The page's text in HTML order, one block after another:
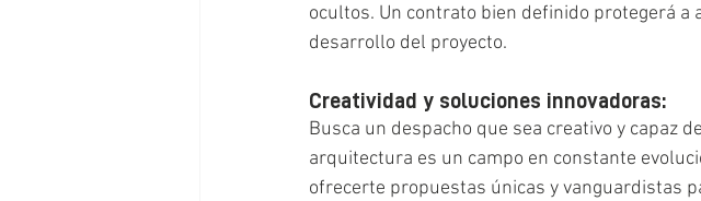
ocultos. Un contrato bien definido protegerá
desarrollo del proyecto.
Creatividad y soluciones innovadoras:
Busca un despacho que sea creativo y capaz
arquitectura es un campo en constante
ofrecerte propuestas únicas y vanguardistas